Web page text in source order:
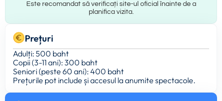
Este recomandat să verificați site-ul oficial înainte de a
planifica vizita.
Prețuri
Adulți: 500 baht
Copii (3-11 ani): 300 baht
Seniori (peste 60 ani): 400 baht
Prețurile pot include și accesul la anumite spectacole.